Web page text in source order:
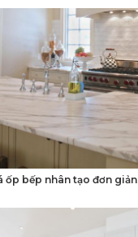
ốp bếp nhân tạo đơn